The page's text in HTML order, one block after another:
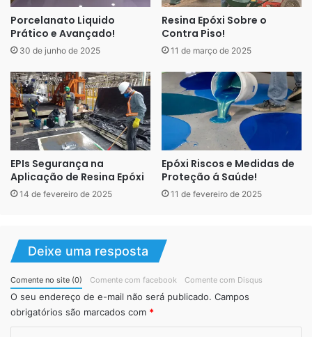
A ausência de uma ART em projetos ou obras que a
legais, principalmente em edificações coletivas como
condomínios.
A aplicação de porcelanato líquido geralmente não exige
laudo ART porque não envolve alterações estruturais no
imóvel, como remoção de paredes ou mudanças que
afetem a segurança da construção. Trata-se de um
essenciais do edifício.
Entendendo o Porcelanato
Líquido
Porcelanato Liquido
Prático e Avançado!
30 de junho de 2025
Resina Epóxi Sobre o
Contra Piso!
11 de março de 2025
EPIs Segurança na
Aplicação de Resina Epóxi
14 de fevereiro de 2025
Epóxi Riscos e Medidas de
Proteção á Saúde!
11 de fevereiro de 2025
Deixe uma resposta
Comente no site (0) Comente com facebook Comente com Disqus
O seu endereço de e-mail não será publicado. Campos
obrigatórios são marcados com *